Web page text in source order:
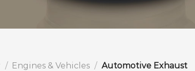
/ Engines & Vehicles / Automotive Exhaust